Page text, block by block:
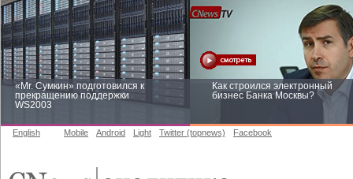
«Mr. Сумкин» подготовился к
прекращению поддержки
WS2003
Как строился электронный
бизнес Банка Москвы?
English Mobile Android Light Twitter (topnews) Facebook